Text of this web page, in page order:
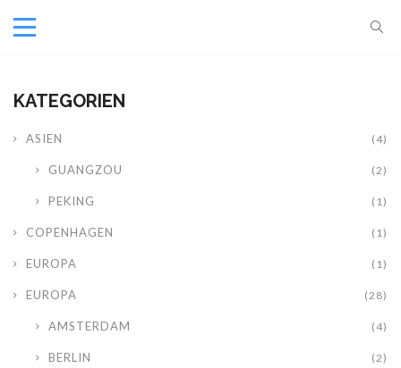
KATEGORIEN
ASIEN (4)
GUANGZOU (2)
PEKING (1)
COPENHAGEN (1)
EUROPA (1)
EUROPA (28)
AMSTERDAM (4)
BERLIN (2)